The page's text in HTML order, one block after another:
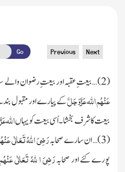
Go Previous Next
(
2) …بیعتِ عقبہ اور بیعتِ رضوان والے
عَنْہُماللہعَزَّوَجَلَّکے پیارے اور مقبول
بیعت کا شرف بخشا ۔اُسی بیعت کو یہاںاللہ
(
3)… ان سارے صحابہرَضِیَ اللہُ تَعَالٰی
پورے کئے اور صحابہرَضِیَ ا للہُ تَعَالٰی عَنْہُم